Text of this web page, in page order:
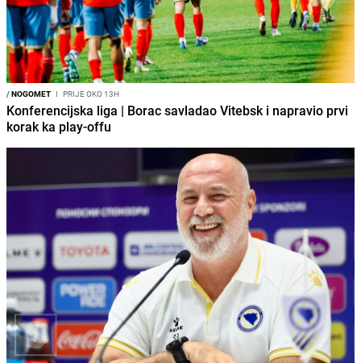
/NOGOMET I PRIJE OKO 13H
Konferencijska liga | Borac savladao Vitebsk i napravio prvi
korak ka play-offu